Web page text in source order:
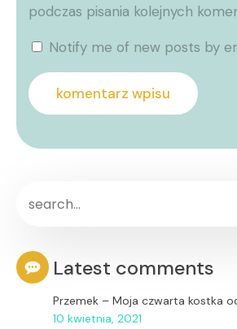
podczas pisania kolejnych
Notify me of new posts by
Latest comments
Przemek – Moja czwarta kostka
10 kwietnia, 2021